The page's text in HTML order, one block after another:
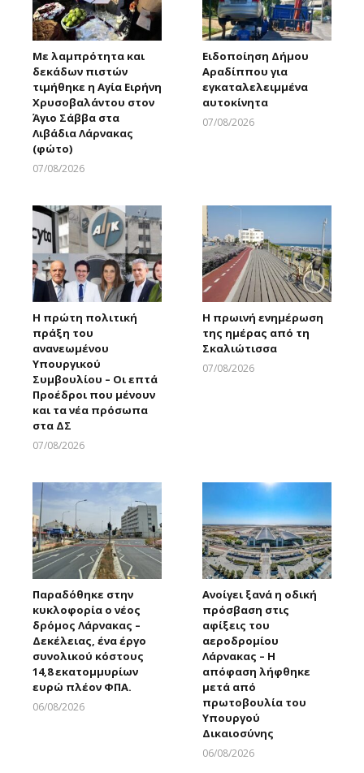
Με λαμπρότητα και
δεκάδων πιστών
τιμήθηκε η Αγία Ειρήνη
Χρυσοβαλάντου στον
Άγιο Σάββα στα
Λιβάδια Λάρνακας
(φώτο)
07/08/2026
Ειδοποίηση Δήμου
Αραδίππου για
εγκαταλελειμμένα
αυτοκίνητα
07/08/2026
Η πρώτη πολιτική
πράξη του
ανανεωμένου
Υπουργικού
Συμβουλίου – Οι επτά
Προέδροι που μένουν
και τα νέα πρόσωπα
στα ΔΣ
07/08/2026
Η πρωινή ενημέρωση
της ημέρας από τη
Σκαλιώτισσα
07/08/2026
Παραδόθηκε στην
κυκλοφορία ο νέος
δρόμος Λάρνακας –
Δεκέλειας, ένα έργο
συνολικού κόστους
14,8 εκατομμυρίων
ευρώ πλέον ΦΠΑ.
06/08/2026
Ανοίγει ξανά η οδική
πρόσβαση στις
αφίξεις του
αεροδρομίου
Λάρνακας – Η
απόφαση λήφθηκε
μετά από
πρωτοβουλία του
Υπουργού
Δικαιοσύνης
06/08/2026